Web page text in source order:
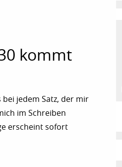
kommt
bei jedem Satz, der mir
im Schreiben
erscheint sofort